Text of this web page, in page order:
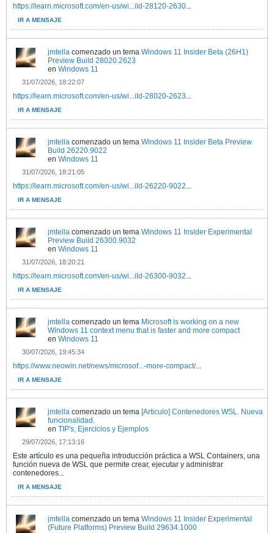
https://learn.microsoft.com/en-us/wi...ild-28120-2630...
IR A MENSAJE
jmtella comenzado un tema Windows 11 Insider Beta (26H1)
Preview Build 28020.2623
en Windows 11
31/07/2026, 18:22:07
https://learn.microsoft.com/en-us/wi...ild-28020-2623...
IR A MENSAJE
jmtella comenzado un tema Windows 11 Insider Beta Preview
Build 26220.9022
en Windows 11
31/07/2026, 18:21:05
https://learn.microsoft.com/en-us/wi...ild-26220-9022...
IR A MENSAJE
jmtella comenzado un tema Windows 11 Insider Experimental
Preview Build 26300.9032
en Windows 11
31/07/2026, 18:20:21
https://learn.microsoft.com/en-us/wi...ild-26300-9032...
IR A MENSAJE
jmtella comenzado un tema Microsoft is working on a new
Windows 11 context menu that is faster and more compact
en Windows 11
30/07/2026, 19:45:34
https://www.neowin.net/news/microsof...-more-compact/...
IR A MENSAJE
jmtella comenzado un tema [Articulo] Contenedores WSL. Nueva
funcionalidad.
en TIP's, Ejercicios y Ejemplos
29/07/2026, 17:13:16
Este artículo es una pequeña introducción práctica a WSL Containers, una
función nueva de WSL que permite crear, ejecutar y administrar
contenedores...
IR A MENSAJE
jmtella comenzado un tema Windows 11 Insider Experimental
(Future Platforms) Preview Build 29634.1000